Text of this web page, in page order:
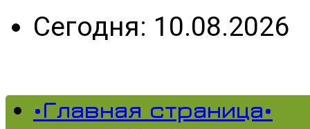
Сегодня: 10.08.2026
•Главная страница•